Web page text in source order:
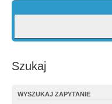
Szukaj
WYSZUKAJ ZAPYTANIE